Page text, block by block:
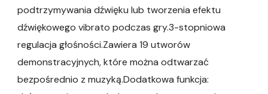
podtrzymywania dźwięku lub tworzenia efektu
dźwiękowego vibrato podczas gry.3-stopniowa
regulacja głośności.Zawiera 19 utworów
demonstracyjnych, które można odtwarzać
bezpośrednio z muzyką.Dodatkowa funkcja: